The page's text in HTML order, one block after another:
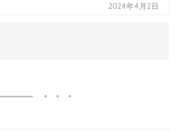
2024年4月2日